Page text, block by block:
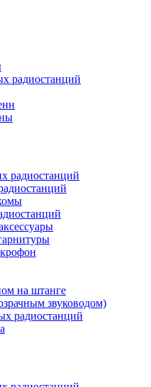
радиостанций
радиостанций
на штанге
звуководом)
радиостанций